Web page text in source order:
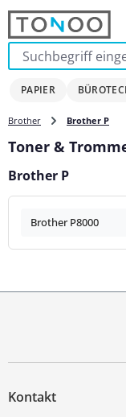
Zum Hauptinhalt
PAPIER
Brother Brother P
Toner &
Brother P
Brother P8000
Kontakt